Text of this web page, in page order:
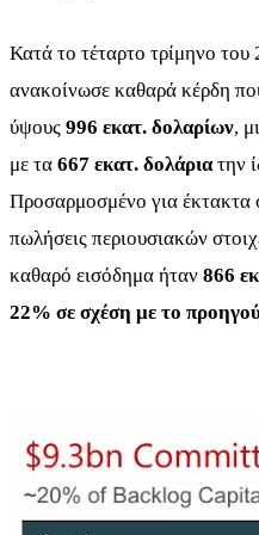
Κατά το τέταρτο τρίμηνο
ανακοίνωσε καθαρά κέρδη
ύψους 996 εκατ. δολαρίων,
με τα 667 εκατ. δολάριατην
Προσαρμοσμένο για έκτακτα
πωλήσεις περιουσιακών
καθαρό εισόδημα ήταν 866
22% σε σχέση με το